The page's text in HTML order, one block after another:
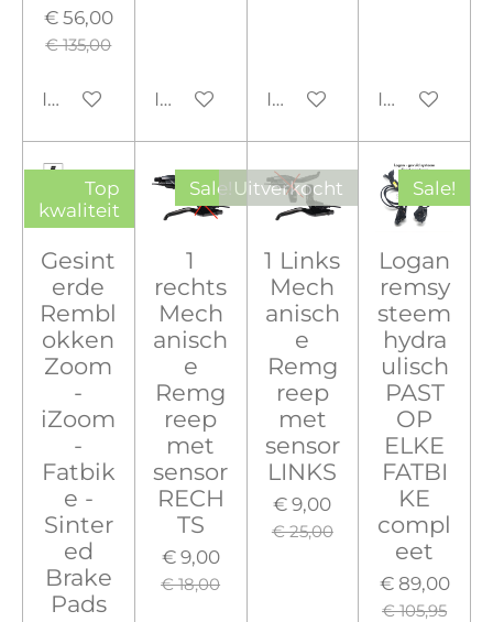
€ 56,00
€ 135,00
In winkelwagenIn winkelwagenIn winkelwagen
In
Top
kwaliteit
Gesint
erde
Rembl
okken
Zoom
-
iZoom
-
Fatbik
e -
Sinter
ed
Brake
Pads
Sale!
1
rechts
Mech
anisch
e
Remg
reep
met
sensor
RECH
TS
€ 9,00
€ 18,00
Uitverkocht
1 Links
Mech
anisch
e
Remg
reep
met
sensor
LINKS
€ 9,00
€ 25,00
Sale!
Logan
remsy
steem
hydra
ulisch
PAST
OP
ELKE
FATBI
KE
compl
eet
€ 89,00
€ 105,95